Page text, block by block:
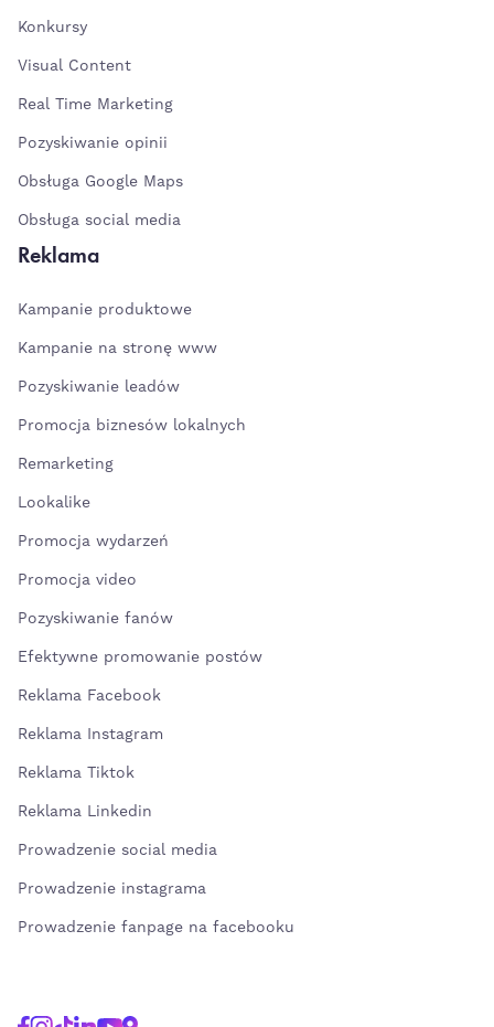
Konkursy
Visual Content
Real Time Marketing
Pozyskiwanie opinii
Obsługa Google Maps
Obsługa social media
Reklama
Kampanie produktowe
Kampanie na stronę www
Pozyskiwanie leadów
Promocja biznesów lokalnych
Remarketing
Lookalike
Promocja wydarzeń
Promocja video
Pozyskiwanie fanów
Efektywne promowanie postów
Reklama Facebook
Reklama Instagram
Reklama Tiktok
Reklama Linkedin
Prowadzenie social media
Prowadzenie instagrama
Prowadzenie fanpage na facebooku